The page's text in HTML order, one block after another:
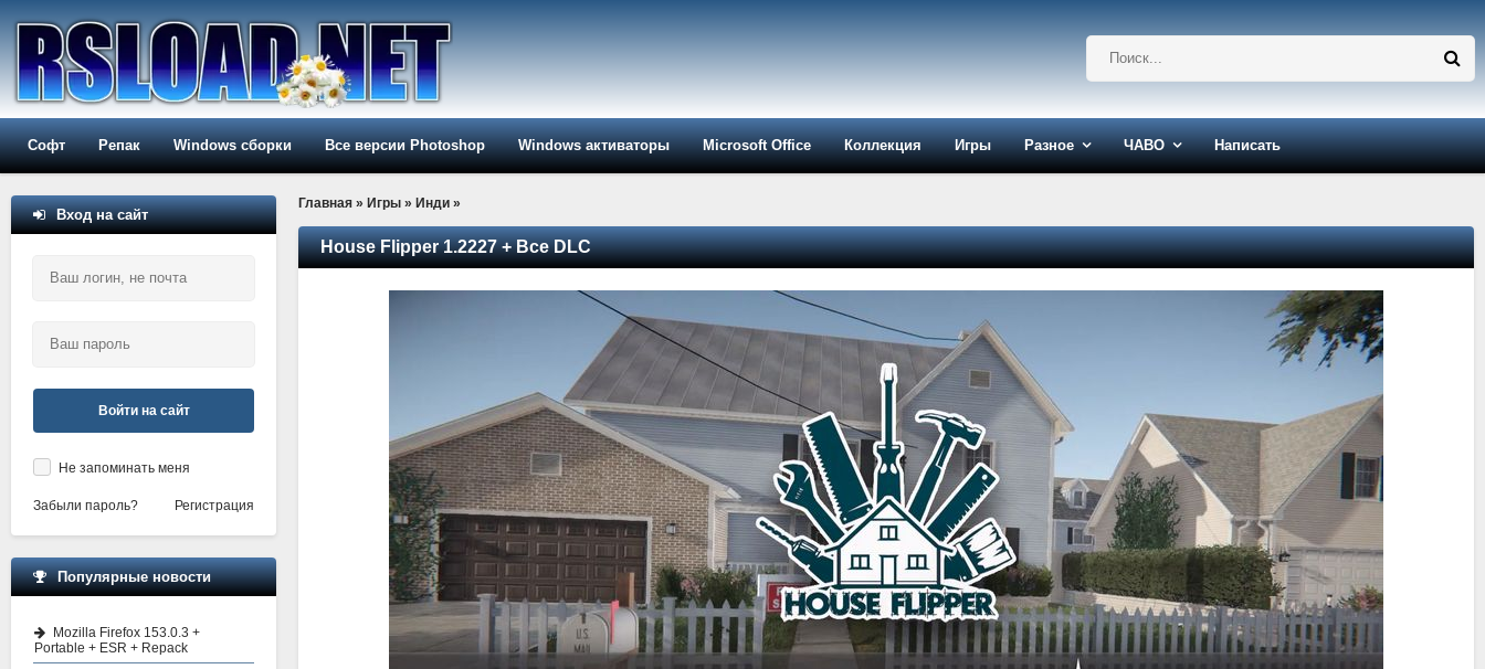
Софт Репак Windows сборки Все версии Photoshop Windows активаторы Microsoft Office Коллекция Игры Разное ЧАВО Написать
Главная » Игры » Инди »
House Flipper 1.2227 + Все DLC
Вход на сайт
Войти на сайт
Не запоминать меня
Забыли пароль? Регистрация
Популярные новости
Mozilla Firefox 153.0.3 +
Portable + ESR + Repack